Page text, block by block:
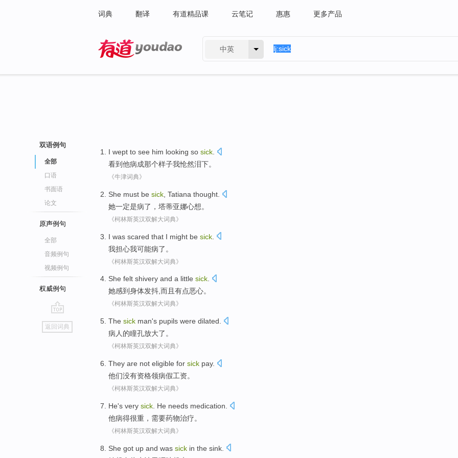
词典 翻译 有道精品课 云笔记 惠惠 更多产品
中英
双语例句
全部
口语
书面语
论文
原声例句
全部
音频例句
视频例句
权威例句
go
top
返回词典
I wept to see him looking so sick
看到他病成那个样子我怆然泪下。
《牛津词典》
She must be sick Tatiana thought.
她一定是病了 ， 塔蒂亚娜心想。
《柯林斯英汉双解大词典》
I was scared that I might be sick
我担心我可能病了 。
《柯林斯英汉双解大词典》
She felt shivery and a little sick.
她感到身体发抖,而且 有点恶心。
《柯林斯英汉双解大词典》
The sick man's pupils were dilated
病人 的瞳孔放大了。
《柯林斯英汉双解大词典》
They are not eligible for sick pay.
他们没有资格领病假工资。
《柯林斯英汉双解大词典》
He's very sick . He needs medication
他病得很重， 需要药物治疗。
《柯林斯英汉双解大词典》
She got up and was sick in the sink